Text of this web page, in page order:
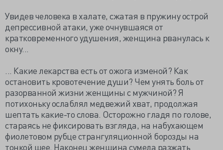
Увидев человека в халате, сжатая в пружину острой
депрессивной атаки, уже очнувшаяся от
кратковременного удушения, женщина рванулась к
окну...
... Какие лекарства есть от ожога изменой? Как
остановить кровотечение души? Чем унять боль от
разорванной жизни женщины с мужчиной? Я
потихоньку ослаблял медвежий хват, продолжая
шептать какие-то слова. Осторожно гладя по голове,
стараясь не фиксировать взгляда, на набухающем
фиолетовом рубце странгуляционной борозды на
тонкой шее. Наконец женщина сумела разжать